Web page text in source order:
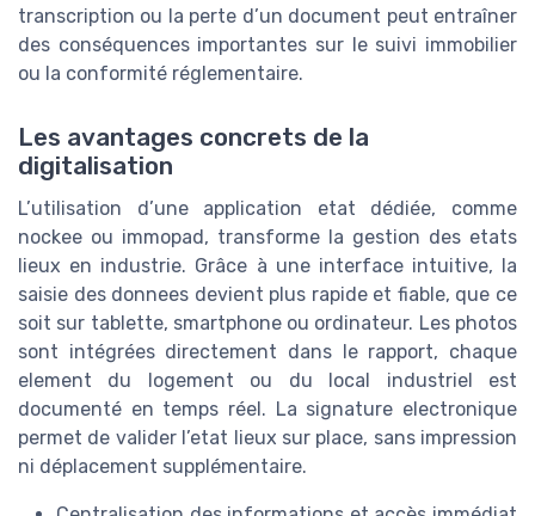
transcription ou la perte d’un document peut entraîner
des conséquences importantes sur le suivi immobilier
ou la conformité réglementaire.
Les avantages concrets de la
digitalisation
L’utilisation d’une application etat dédiée, comme
nockee ou immopad, transforme la gestion des etats
lieux en industrie. Grâce à une interface intuitive, la
saisie des donnees devient plus rapide et fiable, que ce
soit sur tablette, smartphone ou ordinateur. Les photos
sont intégrées directement dans le rapport, chaque
element du logement ou du local industriel est
documenté en temps réel. La signature electronique
permet de valider l’etat lieux sur place, sans impression
ni déplacement supplémentaire.